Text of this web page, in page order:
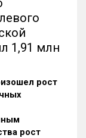
1,91 млн
рост
рост